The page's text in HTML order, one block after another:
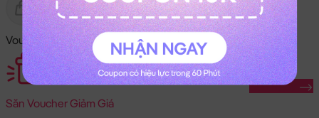
Gửi Tặng Hết Hàng
Voucher Mã Khuyến Mãi:
Săn Voucher Giảm Giá
Săn Ngay